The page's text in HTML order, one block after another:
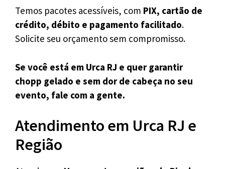
Temos pacotes acessíveis, com PIX, cartão de
crédito, débito e pagamento facilitado.
Solicite seu orçamento sem compromisso.
Se você está em Urca RJ e quer garantir
chopp gelado e sem dor de cabeça no seu
evento, fale com a gente.
Atendimento em Urca RJ e
Região